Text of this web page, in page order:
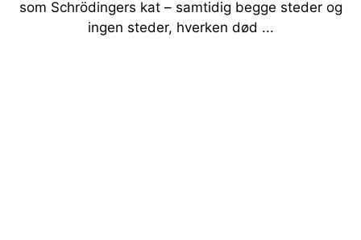
som Schrödingers kat – samtidig begge steder og
ingen steder, hverken død ...